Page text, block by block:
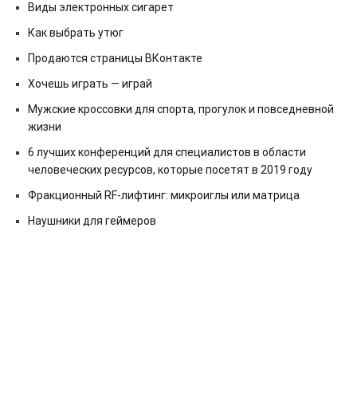
Виды электронных сигарет
Как выбрать утюг
Продаются страницы ВКонтакте
Хочешь играть — играй
Мужские кроссовки для спорта, прогулок и повседневной
жизни
6 лучших конференций для специалистов в области
человеческих ресурсов, которые посетят в 2019 году
Фракционный RF-лифтинг: микроиглы или матрица
Наушники для геймеров